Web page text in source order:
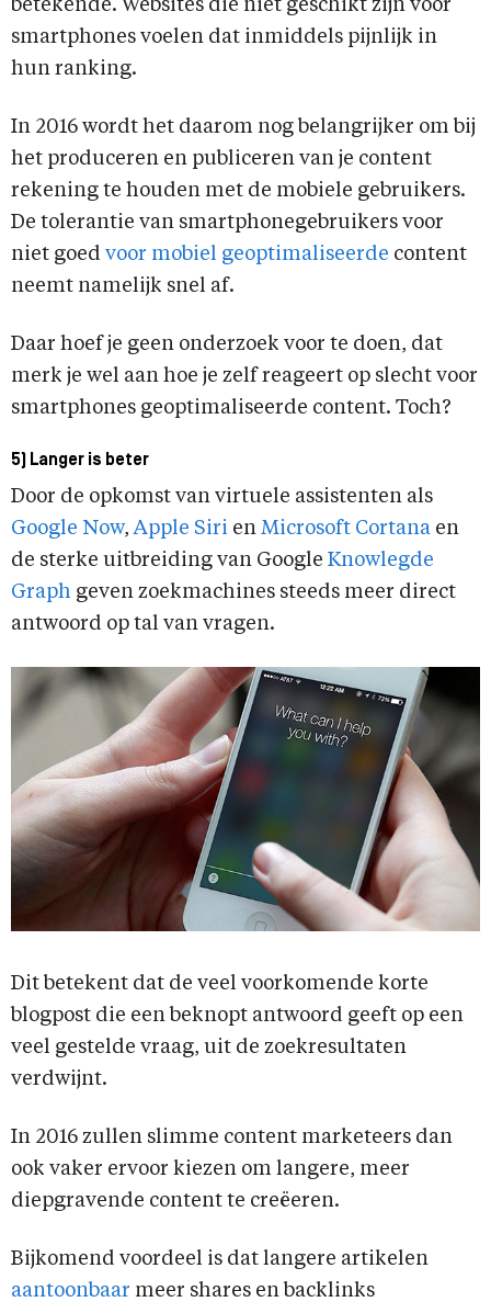
betekende. Websites die niet geschikt zijn voor
smartphones voelen dat inmiddels pijnlijk in
hun ranking.
In 2016 wordt het daarom nog belangrijker om bij
het produceren en publiceren van je content
rekening te houden met de mobiele gebruikers.
De tolerantie van smartphonegebruikers voor
niet goed voor mobiel geoptimaliseerde content
neemt namelijk snel af.
Daar hoef je geen onderzoek voor te doen, dat
merk je wel aan hoe je zelf reageert op slecht voor
smartphones geoptimaliseerde content. Toch?
5) Langer is beter
Door de opkomst van virtuele assistenten als
Google Now,Apple Siri en Microsoft Cortana en
de sterke uitbreiding van Google Knowlegde
Graph geven zoekmachines steeds meer direct
antwoord op tal van vragen.
Dit betekent dat de veel voorkomende korte
blogpost die een beknopt antwoord geeft op een
veel gestelde vraag, uit de zoekresultaten
verdwijnt.
In 2016 zullen slimme content marketeers dan
ook vaker ervoor kiezen om langere, meer
diepgravende content te creëeren.
Bijkomend voordeel is dat langere artikelen
aantoonbaar meer shares en backlinks